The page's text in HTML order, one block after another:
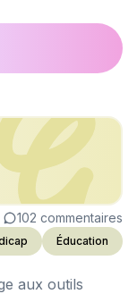
102 commentaires
Éducation
aux outils